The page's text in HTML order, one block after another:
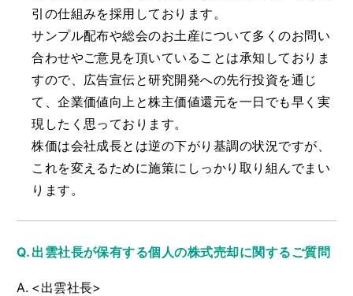
引の仕組みを採用しております。
サンプル配布や総会のお土産について多くのお問い
合わせやご意見を頂いていることは承知しておりま
すので、広告宣伝と研究開発への先行投資を通じ
て、企業価値向上と株主価値還元を一日でも早く実
現したく思っております。
株価は会社成長とは逆の下がり基調の状況ですが、
これを変えるために施策にしっかり取り組んでまい
ります。
出雲社長が保有する個人の株式売却に関するご質問
<出雲社長>